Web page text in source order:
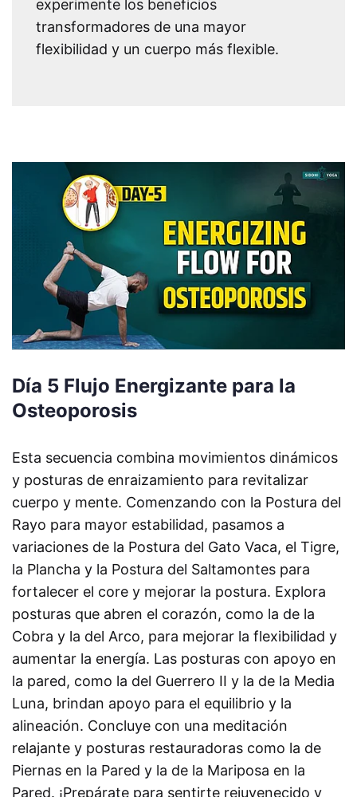
experimente los beneficios
transformadores de una mayor
flexibilidad y un cuerpo más flexible.
Día 5 Flujo Energizante para la
Osteoporosis
Esta secuencia combina movimientos dinámicos
y posturas de enraizamiento para revitalizar
cuerpo y mente. Comenzando con la Postura del
Rayo para mayor estabilidad, pasamos a
variaciones de la Postura del Gato Vaca, el Tigre,
la Plancha y la Postura del Saltamontes para
fortalecer el core y mejorar la postura. Explora
posturas que abren el corazón, como la de la
Cobra y la del Arco, para mejorar la flexibilidad y
aumentar la energía. Las posturas con apoyo en
la pared, como la del Guerrero II y la de la Media
Luna, brindan apoyo para el equilibrio y la
alineación. Concluye con una meditación
relajante y posturas restauradoras como la de
Piernas en la Pared y la de la Mariposa en la
Pared. ¡Prepárate para sentirte rejuvenecido y